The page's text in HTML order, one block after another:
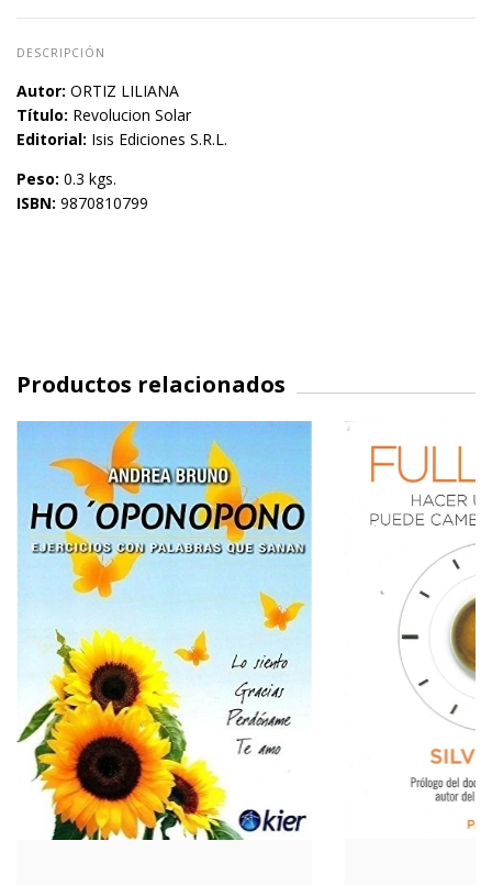
DESCRIPCIÓN
Autor: ORTIZ LILIANA
Título: Revolucion Solar
Editorial: Isis Ediciones S.R.L.
Peso: 0.3 kgs.
ISBN: 9870810799
Productos relacionados